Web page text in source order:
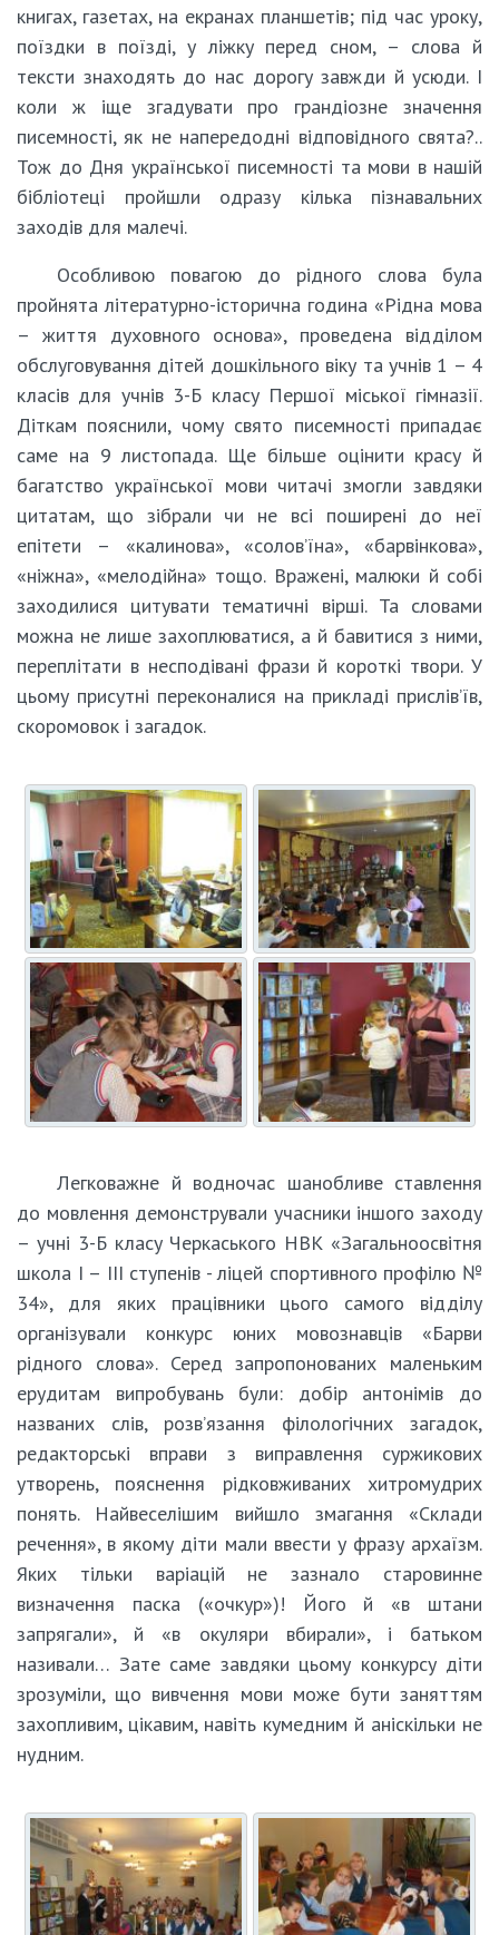
книгах, газетах, на екранах планшетів; під час уроку,
поїздки в поїзді, у ліжку перед сном, – слова й
тексти знаходять до нас дорогу завжди й усюди. І
коли ж іще згадувати про грандіозне значення
писемності, як не напередодні відповідного свята?..
Тож до Дня української писемності та мови в нашій
бібліотеці пройшли одразу кілька пізнавальних
заходів для малечі.
Особливою повагою до рідного слова була
пройнята літературно-історична година «Рідна мова
– життя духовного основа», проведена відділом
обслуговування дітей дошкільного віку та учнів 1 – 4
класів для учнів 3-Б класу Першої міської гімназії.
Діткам пояснили, чому свято писемності припадає
саме на 9 листопада. Ще більше оцінити красу й
багатство української мови читачі змогли завдяки
цитатам, що зібрали чи не всі поширені до неї
епітети – «калинова», «солов’їна», «барвінкова»,
«ніжна», «мелодійна» тощо. Вражені, малюки й собі
заходилися цитувати тематичні вірші. Та словами
можна не лише захоплюватися, а й бавитися з ними,
переплітати в несподівані фрази й короткі твори. У
цьому присутні переконалися на прикладі прислів’їв,
скоромовок і загадок.
Легковажне й водночас шанобливе ставлення
до мовлення демонстрували учасники іншого заходу
– учні 3-Б класу Черкаського НВК «Загальноосвітня
школа І – ІІІ ступенів - ліцей спортивного профілю №
34», для яких працівники цього самого відділу
організували конкурс юних мовознавців «Барви
рідного слова». Серед запропонованих маленьким
ерудитам випробувань були: добір антонімів до
названих слів, розв’язання філологічних загадок,
редакторські вправи з виправлення суржикових
утворень, пояснення рідковживаних хитромудрих
понять. Найвеселішим вийшло змагання «Склади
речення», в якому діти мали ввести у фразу архаїзм.
Яких тільки варіацій не зазнало старовинне
визначення паска («очкур»)! Його й «в штани
запрягали», й «в окуляри вбирали», і батьком
називали… Зате саме завдяки цьому конкурсу діти
зрозуміли, що вивчення мови може бути заняттям
захопливим, цікавим, навіть кумедним й аніскільки не
нудним.